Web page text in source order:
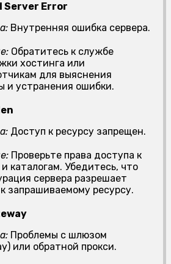
Server Error
Внутренняя ошибка сервера.
Обратитесь к службе
хостинга или
для выяснения
и устранения ошибки.
Доступ к ресурсу запрещен.
Проверьте права доступа к
каталогам. Убедитесь, что
сервера разрешает
запрашиваемому ресурсу.
Проблемы с шлюзом
или обратной прокси.